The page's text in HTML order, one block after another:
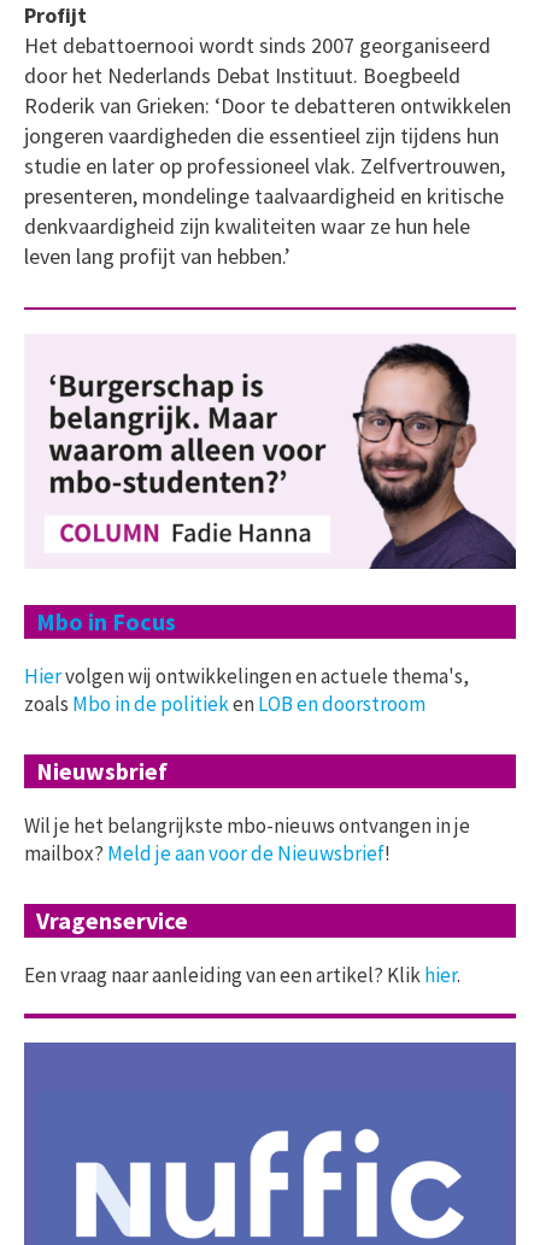
Profijt
Het debattoernooi wordt sinds 2007 georganiseerd
door het Nederlands Debat Instituut. Boegbeeld
Roderik van Grieken: ‘Door te debatteren ontwikkelen
jongeren vaardigheden die essentieel zijn tijdens hun
studie en later op professioneel vlak. Zelfvertrouwen,
presenteren, mondelinge taalvaardigheid en kritische
denkvaardigheid zijn kwaliteiten waar ze hun hele
leven lang profijt van hebben.’
Mbo in Focus
Hiervolgen wij ontwikkelingen en actuele thema's,
zoals Mbo in de politiekenLOB en doorstroom
Nieuwsbrief
Wil je het belangrijkste mbo-nieuws ontvangen in je
mailbox? Meld je aan voor de Nieuwsbrief!
Vragenservice
Een vraag naar aanleiding van een artikel? Klikhier.